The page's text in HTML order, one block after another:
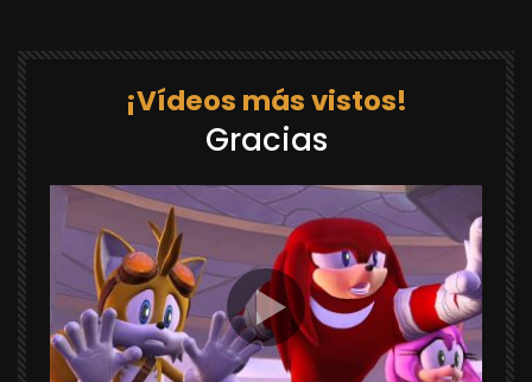
¡Vídeos más vistos!
Gracias